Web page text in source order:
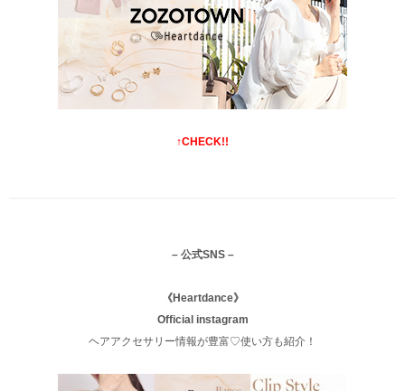
↑CHECK!!
– 公式SNS –
《Heartdance》
Official instagram
ヘアアクセサリー情報が豊富♡使い方も紹介！